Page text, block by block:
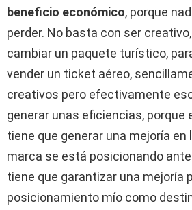
beneficio económico, porque
perder. No basta con ser
cambiar un paquete turístico,
vender un ticket aéreo,
creativos pero efectivamente
generar unas eficiencias,
tiene que generar una mejoría en
marca se está posicionando
tiene que garantizar una mejoría
posicionamiento mío como